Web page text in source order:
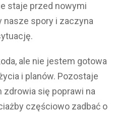
staje przed nowymi
nasze spory i zaczyna
ale nie jestem gotowa
i planów. Pozostaje
zdrowia się poprawi na
częściowo zadbać o